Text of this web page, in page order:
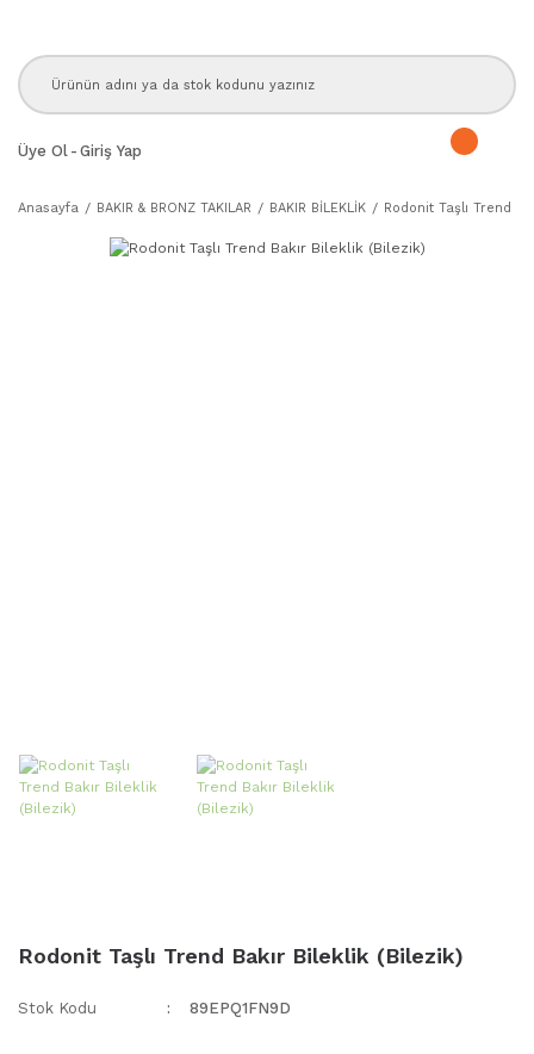
Üye Ol - Giriş Yap
Anasayfa BAKIR & BRONZ TAKILAR BAKIR BİLEKLİK Rodonit Taşlı Trend
Rodonit Taşlı Trend Bakır Bileklik (Bilezik)
Stok Kodu 89EPQ1FN9D